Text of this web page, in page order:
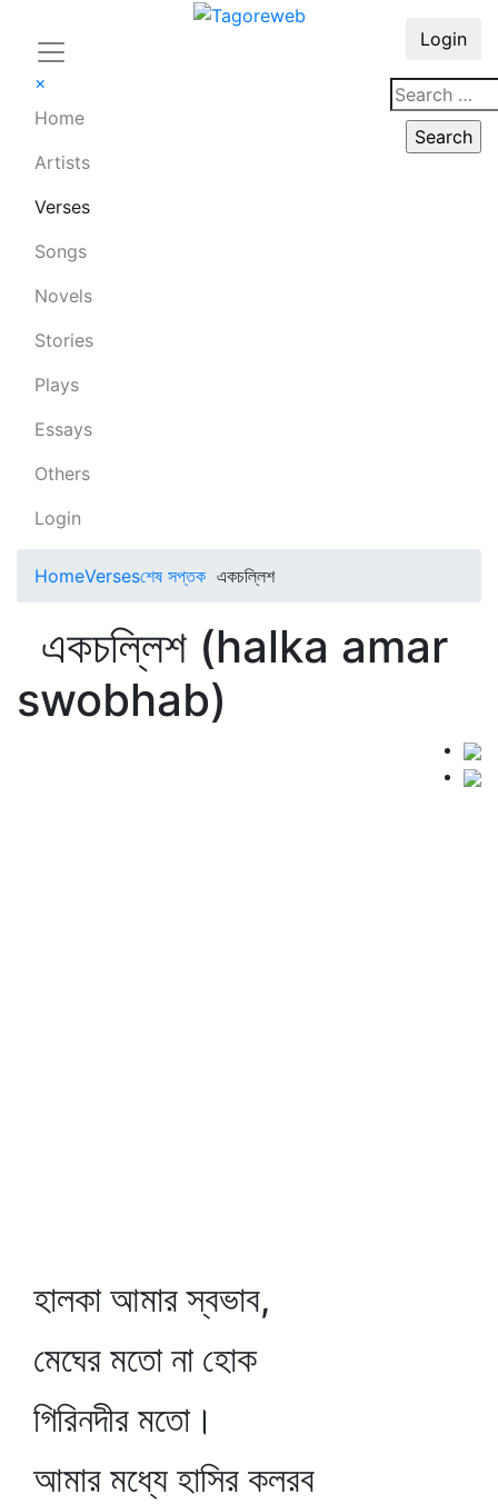
×
Home
Artists
Verses
Songs
Novels
Stories
Plays
Essays
Others
Login
Login
HomeVersesশেষ সপ্তক একচল্লিশ
একচল্লিশ (halka amar
swobhab)
হালকা আমার স্বভাব,
মেঘের মতো না হোক
গিরিনদীর মতো।
আমার মধ্যে হাসির কলরব